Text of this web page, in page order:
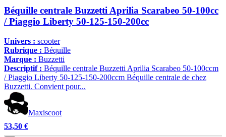
Béquille centrale Buzzetti Aprilia Scarabeo 50-100cc
/ Piaggio Liberty 50-125-150-200cc
Univers : scooter
Rubrique : Béquille
Marque : Buzzetti
Descriptif : Béquille centrale Buzzetti Aprilia Scarabeo 50-100ccm
/ Piaggio Liberty 50-125-150-200ccm Béquille centrale de chez
Buzzetti. Convient pour...
Maxiscoot
53,50 €